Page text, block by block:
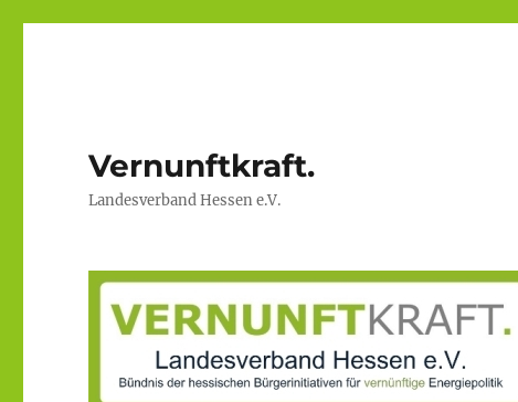
Vernunftkraft.
Landesverband Hessen e.V.